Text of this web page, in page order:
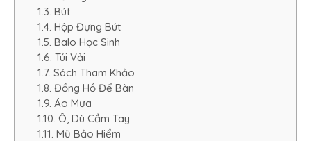
1.3. Bút
1.4. Hộp Đựng Bút
1.5. Balo Học Sinh
1.6. Túi Vải
1.7. Sách Tham Khảo
1.8. Đồng Hồ Để Bàn
1.9. Áo Mưa
1.10. Ô, Dù Cầm Tay
1.11. Mũ Bảo Hiểm